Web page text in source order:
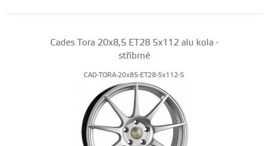
Cades Tora 20x8,5 ET28 5x112 alu kola -
stříbrné
CAD-TORA-20x85-ET28-5x112-S